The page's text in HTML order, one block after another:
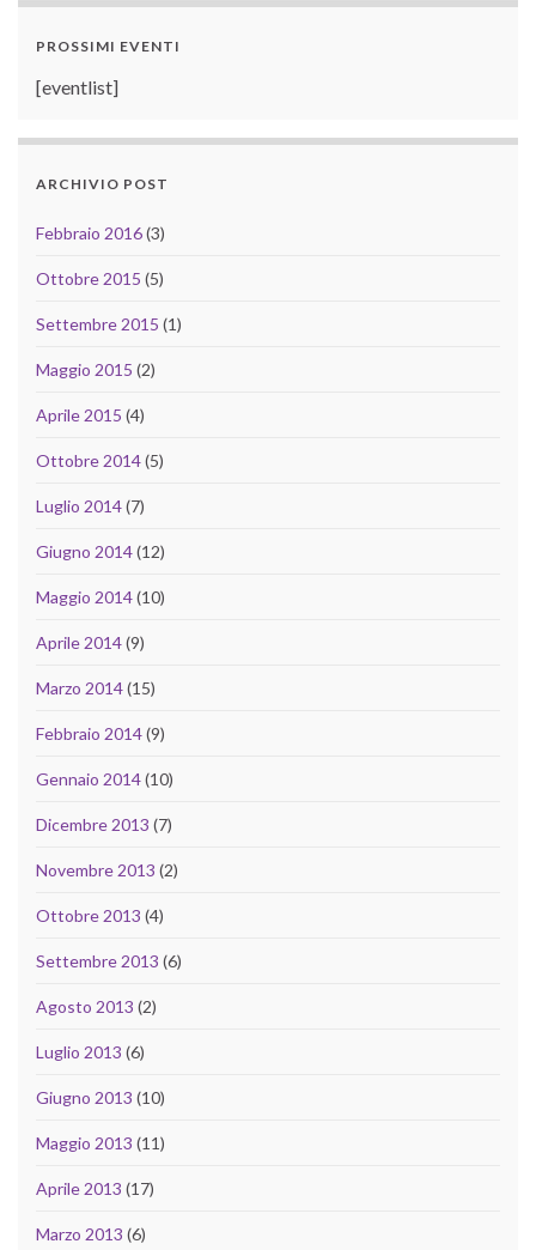
PROSSIMI EVENTI
[eventlist]
ARCHIVIO POST
Febbraio 2016(3)
Ottobre 2015 (5)
Settembre 2015 (1)
Maggio 2015 (2)
Aprile 2015 (4)
Ottobre 2014(5)
Luglio 2014(7)
Giugno 2014(12)
Maggio 2014(10)
Aprile 2014(9)
Marzo 2014(15)
Febbraio 2014(9)
Gennaio 2014(10)
Dicembre 2013 (7)
Novembre 2013 (2)
Ottobre 2013 (4)
Settembre 2013 (6)
Agosto 2013 (2)
Luglio 2013 (6)
Giugno 2013 (10)
Maggio 2013 (11)
Aprile 2013 (17)
Marzo 2013 (6)